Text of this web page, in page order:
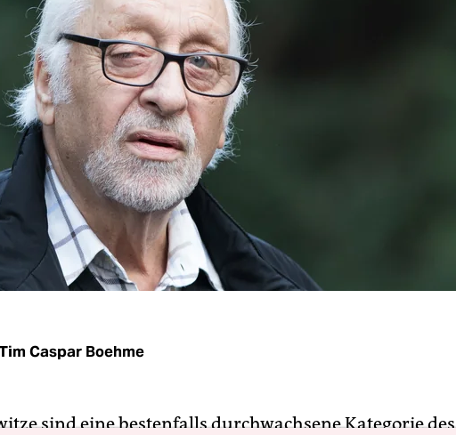
Caspar Boehme
sind eine bestenfalls durchwachsene Kategorie des